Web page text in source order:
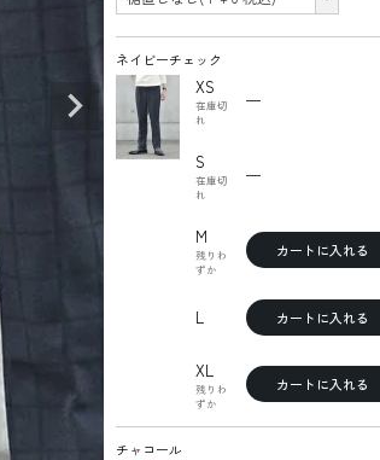
ネイビーチェック
XS
在庫切
れ
—
S
在庫切
れ
—
M
残りわ
ずか
カートに入れる
L カートに入れる
XL
残りわ
ずか
カートに入れる
チャコール